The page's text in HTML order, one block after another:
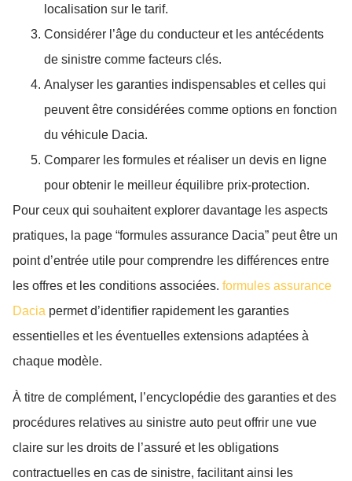
localisation sur le tarif.
Considérer l’âge du conducteur et les antécédents
de sinistre comme facteurs clés.
Analyser les garanties indispensables et celles qui
peuvent être considérées comme options en fonction
du véhicule Dacia.
Comparer les formules et réaliser un devis en ligne
pour obtenir le meilleur équilibre prix-protection.
Pour ceux qui souhaitent explorer davantage les aspects
pratiques, la page “formules assurance Dacia” peut être un
point d’entrée utile pour comprendre les différences entre
les offres et les conditions associées. formules assurance
Dacia permet d’identifier rapidement les garanties
essentielles et les éventuelles extensions adaptées à
chaque modèle.
À titre de complément, l’encyclopédie des garanties et des
procédures relatives au sinistre auto peut offrir une vue
claire sur les droits de l’assuré et les obligations
contractuelles en cas de sinistre, facilitant ainsi les